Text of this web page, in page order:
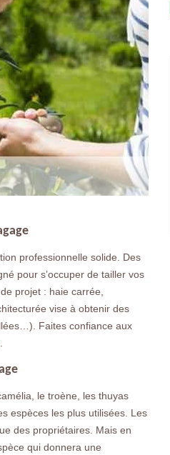
professionnelle solide. Des
pour s’occuper de tailler vos
projet : haie carrée,
vise à obtenir des
Faites confiance aux
le troène, les thuyas
espèces les plus utilisées. Les
des propriétaires. Mais en
qui donnera une